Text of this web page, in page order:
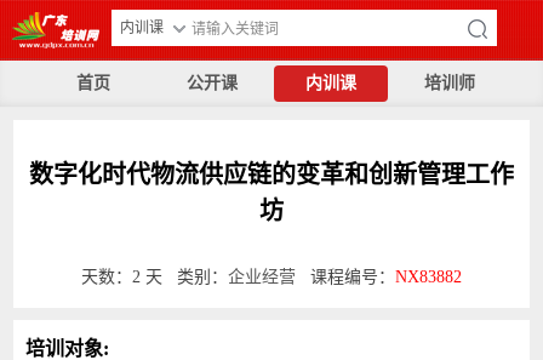
内训课
首页 公开课 内训课 培训师
数字化时代物流供应链的变革和创新管理工作
坊
天数：2 天 类别： 企业经营 课程编号： NX83882
培训对象: